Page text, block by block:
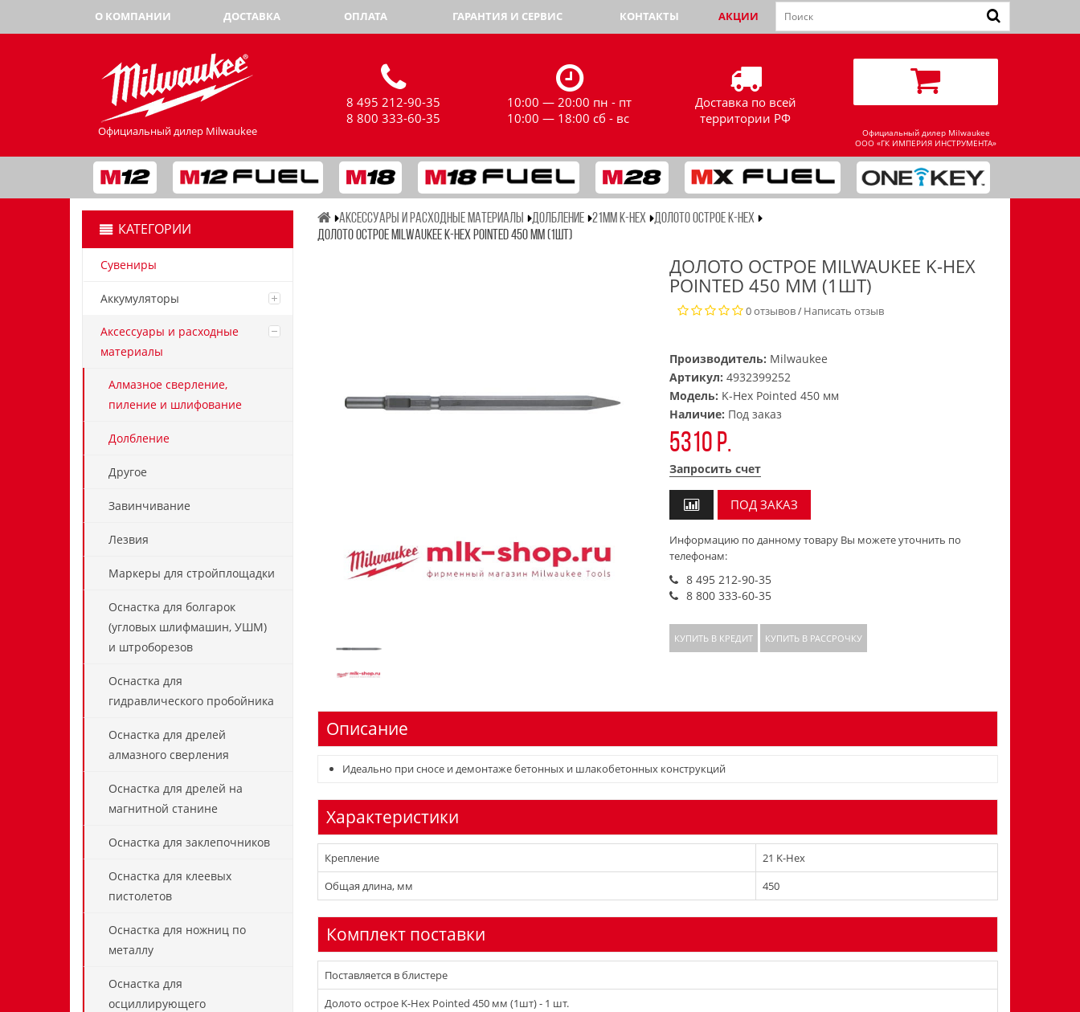
О КОМПАНИИ ДОСТАВКА ОПЛАТА ГАРАНТИЯ И СЕРВИС КОНТАКТЫ АКЦИИ
Официальный дилер Milwaukee
8 495 212-90-35
8 800 333-60-35
10:00 — 20:00 пн - пт
10:00 — 18:00 сб - вс
Доставка по всей
территории РФ
Официальный дилер Milwaukee
ООО «ГК ИМПЕРИЯ ИНСТРУМЕНТА»
КАТЕГОРИИ
Сувениры
Аккумуляторы
Аксессуары и расходные
материалы
Алмазное сверление,
пиление и шлифование
Долбление
Другое
Завинчивание
Лезвия
Маркеры для стройплощадки
Оснастка для болгарок
(угловых шлифмашин, УШМ)
и штроборезов
Оснастка для
гидравлического пробойника
Оснастка для дрелей
алмазного сверления
Оснастка для дрелей на
магнитной станине
Оснастка для заклепочников
Оснастка для клеевых
пистолетов
Оснастка для ножниц по
металлу
Оснастка для
осциллирующего
АКСЕССУАРЫ И РАСХОДНЫЕ МАТЕРИАЛЫ ДОЛБЛЕНИЕ 21MM K-HEX ДОЛОТО ОСТРОЕ K-HEX
ДОЛОТО ОСТРОЕ MILWAUKEE K-HEX POINTED 450 ММ (1ШТ)
ДОЛОТО ОСТРОЕ MILWAUKEE K-HEX
POINTED 450 ММ (1ШТ)
0 отзывов/ Написать отзыв
Производитель: Milwaukee
Артикул:4932399252
Модель: K-Hex Pointed 450 мм
Наличие: Под заказ
5310 р.
Запросить счет
ПОД ЗАКАЗ
Информацию по данному товару Вы можете уточнить по
телефонам:
8 495 212-90-35
8 800 333-60-35
КУПИТЬ В КРЕДИТ КУПИТЬ В РАССРОЧКУ
Описание
Идеально при сносе и демонтаже бетонных и шлакобетонных конструкций
Характеристики
Крепление
21 K-Hex
Общая длина, мм
450
Комплект поставки
Поставляется в блистере
Долото острое K-Hex Pointed 450 мм (1шт) - 1 шт.